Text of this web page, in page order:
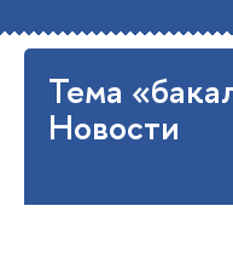
Тема
Новости